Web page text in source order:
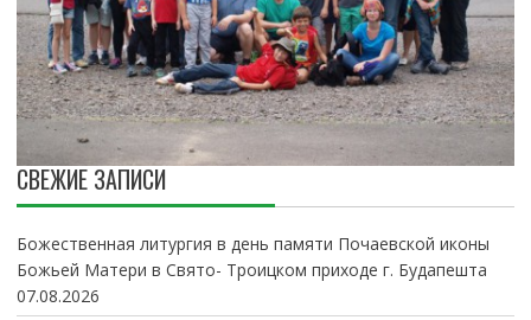
СВЕЖИЕ ЗАПИСИ
Божественная литургия в день памяти Почаевской иконы
Божьей Матери в Свято- Троицком приходе г. Будапешта
07.08.2026